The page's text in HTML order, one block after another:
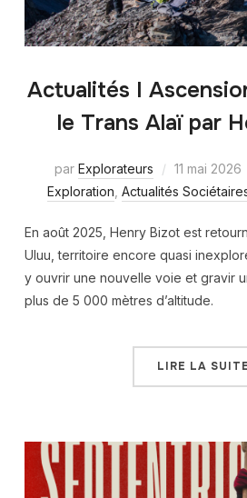
Actualités I
le Trans Alaï par
par Explorateurs 11 mai 2026
Exploration Actualités
En août 2025, Henry Bizot est
Uluu, territoire encore quasi
y ouvrir une nouvelle voie et gravir
plus de 5 000 mètres d’altitude.
LIRE LA SUITE